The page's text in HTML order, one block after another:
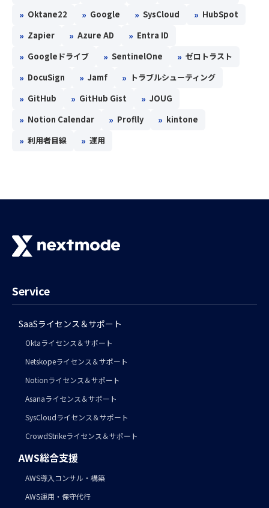
» Oktane22 » Google » SysCloud » HubSpot
» Zapier » Azure AD » Entra ID
» Googleドライブ » SentinelOne » ゼロトラスト
» DocuSign » Jamf » トラブルシューティング
» GitHub » GitHub Gist » JOUG
» Notion Calendar » Proflly » kintone
» 利用者目線 » 運用
Service
SaaSライセンス＆サポート
Oktaライセンス＆サポート
Netskopeライセンス＆サポート
Notionライセンス＆サポート
Asanaライセンス＆サポート
SysCloudライセンス＆サポート
CrowdStrikeライセンス＆サポート
AWS総合支援
AWS導入コンサル・構築
AWS運用・保守代行